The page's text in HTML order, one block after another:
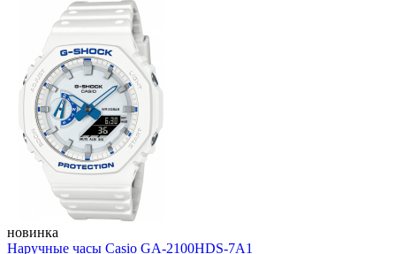
новинка
Наручные часы Casio GA-2100HDS-7A1